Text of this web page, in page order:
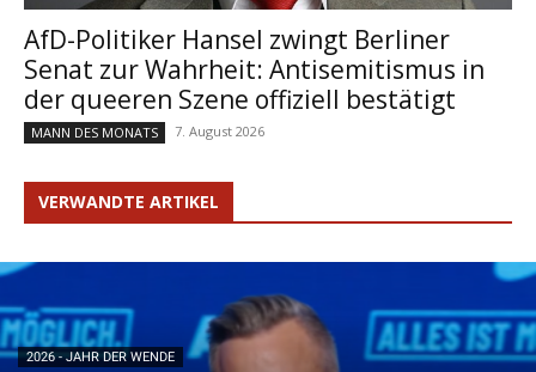
AfD-Politiker Hansel zwingt Berliner
Senat zur Wahrheit: Antisemitismus in
der queeren Szene offiziell bestätigt
MANN DES MONATS 7. August 2026
VERWANDTE ARTIKEL
2026 - JAHR DER WENDE